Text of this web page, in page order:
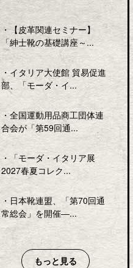
・【皮革関連セミナー】
「紳士靴の基礎講座～...
・ イタリア大使館 貿易促進
部、「モーダ・イ...
・ 全国運動用品商工団体連
合会が「第59回通...
・ 「モーダ・イタリア展
2027春夏コレク...
・ 日本靴連盟、「第70回通
常総会」を開催―...
もっと見る